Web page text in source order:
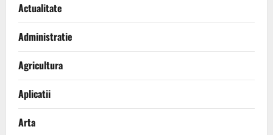
Actualitate
Administratie
Agricultura
Aplicatii
Arta